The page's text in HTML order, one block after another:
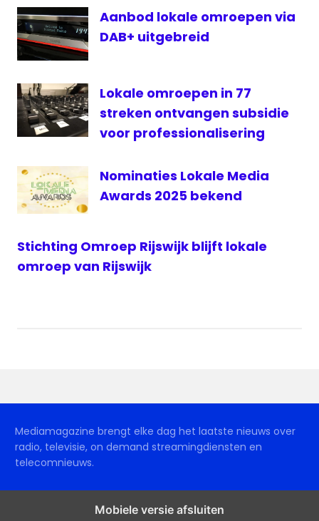
RTV
Oost
Aanbod lokale omroepen via
DAB+ uitgebreid
Lokale omroepen in 77
streken ontvangen subsidie
voor professionalisering
Nominaties Lokale Media
Awards 2025 bekend
Stichting Omroep Rijswijk blijft lokale
omroep van Rijswijk
Mediamagazine brengt elke dag het laatste nieuws over
radio, televisie, on demand streamingdiensten en
telecomnieuws.
Mobiele versie afsluiten